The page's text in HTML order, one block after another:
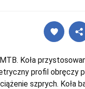
Koła
profil obręczy
szprych. Koła